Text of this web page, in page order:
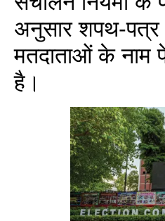
अनुसार शपथ-
मतदाताओं के नाम
है।